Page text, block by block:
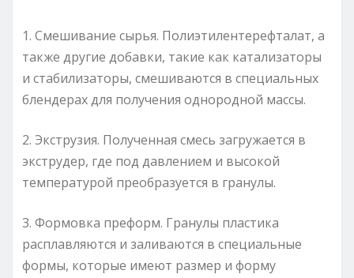
1. Смешивание сырья. Полиэтилентерефталат, а
также другие добавки, такие как катализаторы
и стабилизаторы, смешиваются в специальных
блендерах для получения однородной массы.
2. Экструзия. Полученная смесь загружается в
экструдер, где под давлением и высокой
температурой преобразуется в гранулы.
3. Формовка преформ. Гранулы пластика
расплавляются и заливаются в специальные
формы, которые имеют размер и форму